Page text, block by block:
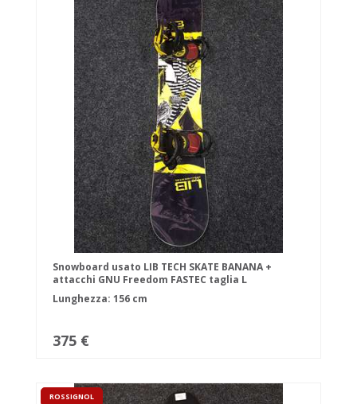
Snowboard usato LIB TECH SKATE BANANA +
attacchi GNU Freedom FASTEC taglia L
Lunghezza: 156 cm
375 €
ROSSIGNOL